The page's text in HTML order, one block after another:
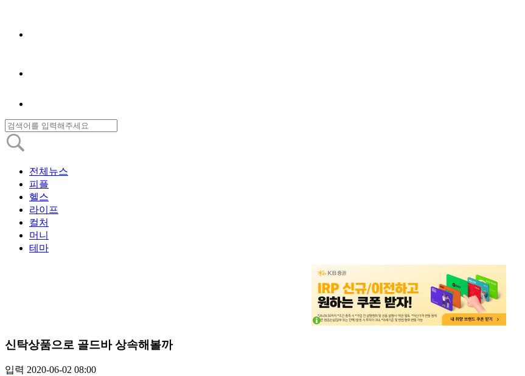
전체뉴스
피플
헬스
라이프
컬처
머니
테마
신탁상품으로 골드바 상속해볼까
입력 2020-06-02 08:00